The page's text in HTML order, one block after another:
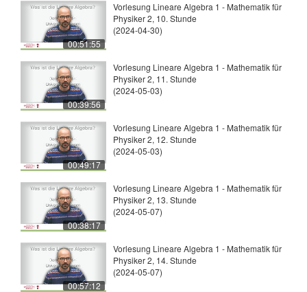
00:51:55
Vorlesung Lineare Algebra 1 - Mathematik für
Physiker 2, 10. Stunde
(2024-04-30)
00:39:56
Vorlesung Lineare Algebra 1 - Mathematik für
Physiker 2, 11. Stunde
(2024-05-03)
00:49:17
Vorlesung Lineare Algebra 1 - Mathematik für
Physiker 2, 12. Stunde
(2024-05-03)
00:38:17
Vorlesung Lineare Algebra 1 - Mathematik für
Physiker 2, 13. Stunde
(2024-05-07)
00:57:12
Vorlesung Lineare Algebra 1 - Mathematik für
Physiker 2, 14. Stunde
(2024-05-07)